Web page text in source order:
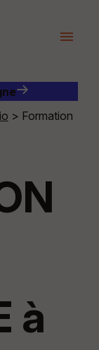
menu
> Formation
à